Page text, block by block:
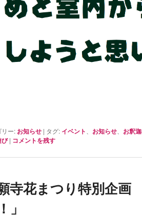
リー: お知らせ | タグ: イベント お知らせ お釈
び | コメントを残す
寺花まつり特別企画
」